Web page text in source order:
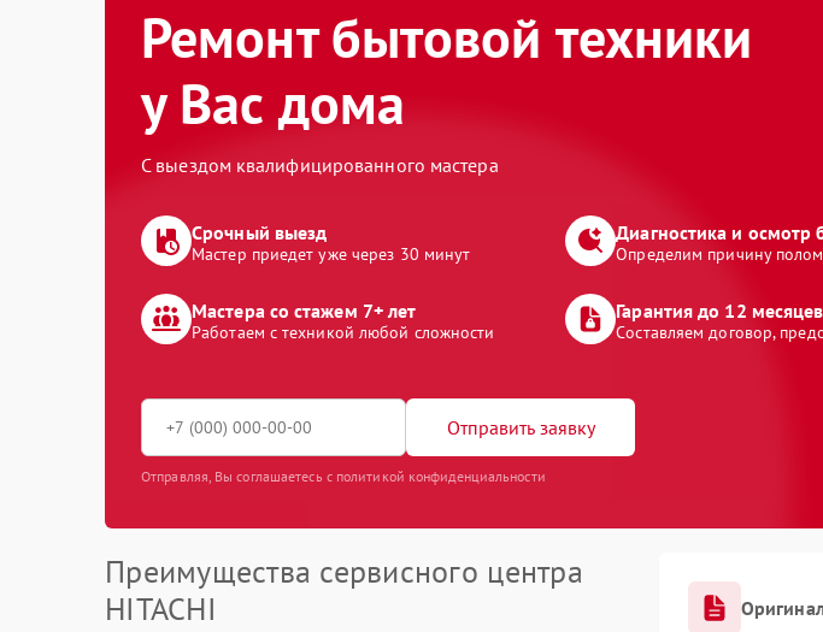
Ремонт бытовой техники
у Вас дома
С выездом квалифицированного мастера
Срочный выезд
Мастер приедет уже через 30 минут
Диагностика и осмотр
Определим причину
Мастера со стажем 7+ лет
Работаем с техникой любой сложности
Гарантия до 12 месяцев
Составляем договор,
Отправить заявку
Отправляя, Вы соглашаетесь с политикой конфиденциальности
Преимущества сервисного центра
HITACHI